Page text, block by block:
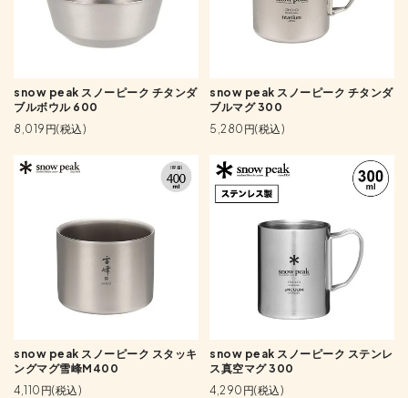
snow peak スノーピーク チタンダ
ブルボウル 600
8,019円(税込)
snow peak スノーピーク チタンダ
ブルマグ 300
5,280円(税込)
snow peak スノーピーク スタッキ
ングマグ雪峰M400
4,110円(税込)
snow peak スノーピーク ステンレ
ス真空マグ 300
4,290円(税込)